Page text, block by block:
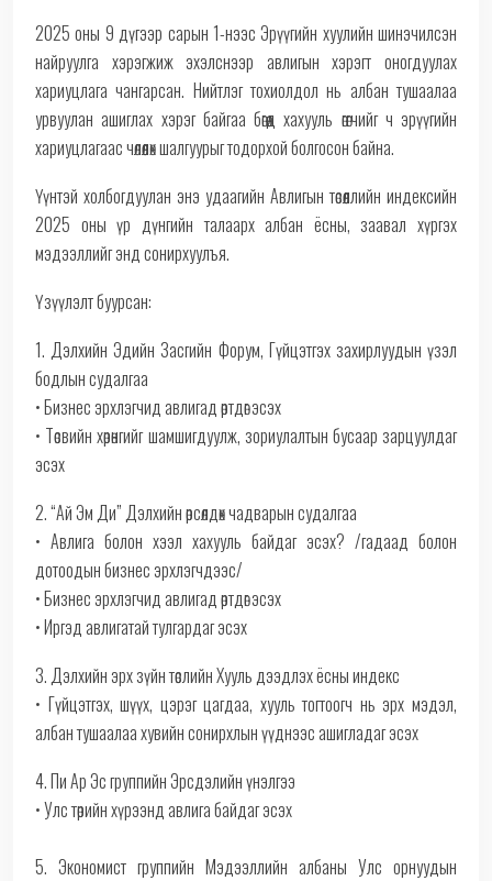
2025 оны 9 дүгээр сарын 1-нээс Эрүүгийн хуулийн шинэчилсэн
найруулга хэрэгжиж эхэлснээр авлигын хэрэгт оногдуулах
хариуцлага чангарсан. Нийтлэг тохиолдол нь албан тушаалаа
урвуулан ашиглах хэрэг байгаа бөгөөд хахууль өгөгчийг ч эрүүгийн
хариуцлагаас чөлөөлөх шалгуурыг тодорхой болгосон байна.
Үүнтэй холбогдуулан энэ удаагийн Авлигын төсөөллийн индексийн
2025 оны үр дүнгийн талаарх албан ёсны, заавал хүргэх
мэдээллийг энд сонирхуулъя.
Үзүүлэлт буурсан:
1. Дэлхийн Эдийн Засгийн Форум, Гүйцэтгэх захирлуудын үзэл
бодлын судалгаа
• Бизнес эрхлэгчид авлигад өртдөг эсэх
• Төсвийн хөрөнгийг шамшигдуулж, зориулалтын бусаар зарцуулдаг
эсэх
2. “Ай Эм Ди” Дэлхийн өрсөлдөх чадварын судалгаа
• Авлига болон хээл хахууль байдаг эсэх? /гадаад болон
дотоодын бизнес эрхлэгчдээс/
• Бизнес эрхлэгчид авлигад өртдөг эсэх
• Иргэд авлигатай тулгардаг эсэх
3. Дэлхийн эрх зүйн төслийн Хууль дээдлэх ёсны индекс
• Гүйцэтгэх, шүүх, цэрэг цагдаа, хууль тогтоогч нь эрх мэдэл,
албан тушаалаа хувийн сонирхлын үүднээс ашигладаг эсэх
4. Пи Ар Эс группийн Эрсдэлийн үнэлгээ
• Улс төрийн хүрээнд авлига байдаг эсэх
5. Экономист группийн Мэдээллийн албаны Улс орнуудын